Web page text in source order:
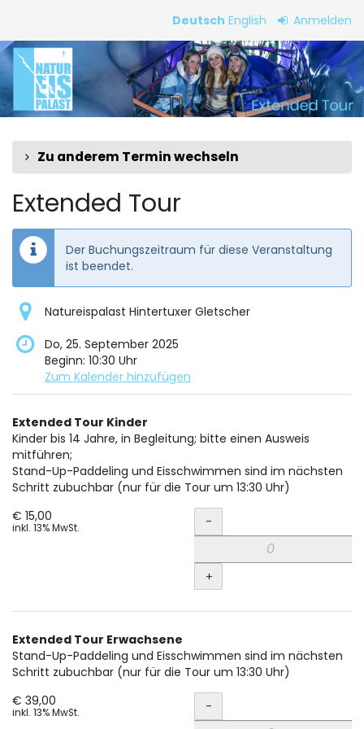
Inhalt
springen
Deutsch English Anmelden
Extended
Tour
Zu anderem Termin wechseln
Extended Tour
Der Buchungszeitraum für diese Veranstaltung
ist beendet.
Natureispalast Hintertuxer Gletscher
Do, 25. September 2025
Beginn: 10:30 Uhr
Zum Kalender hinzufügen
Produkte
Unkategorisierte
Produkte
Extended Tour Kinder
Kinder bis 14 Jahre, in Begleitung; bitte einen Ausweis
mitführen;
Stand-Up-Paddeling und Eisschwimmen sind im nächsten
Schritt zubuchbar (nur für die Tour um 13:30 Uhr)
€ 15,00
inkl. 13% MwSt. Menge
-
+
Extended Tour Erwachsene
Stand-Up-Paddeling und Eisschwimmen sind im nächsten
Schritt zubuchbar (nur für die Tour um 13:30 Uhr)
€ 39,00
inkl. 13% MwSt. Menge
-